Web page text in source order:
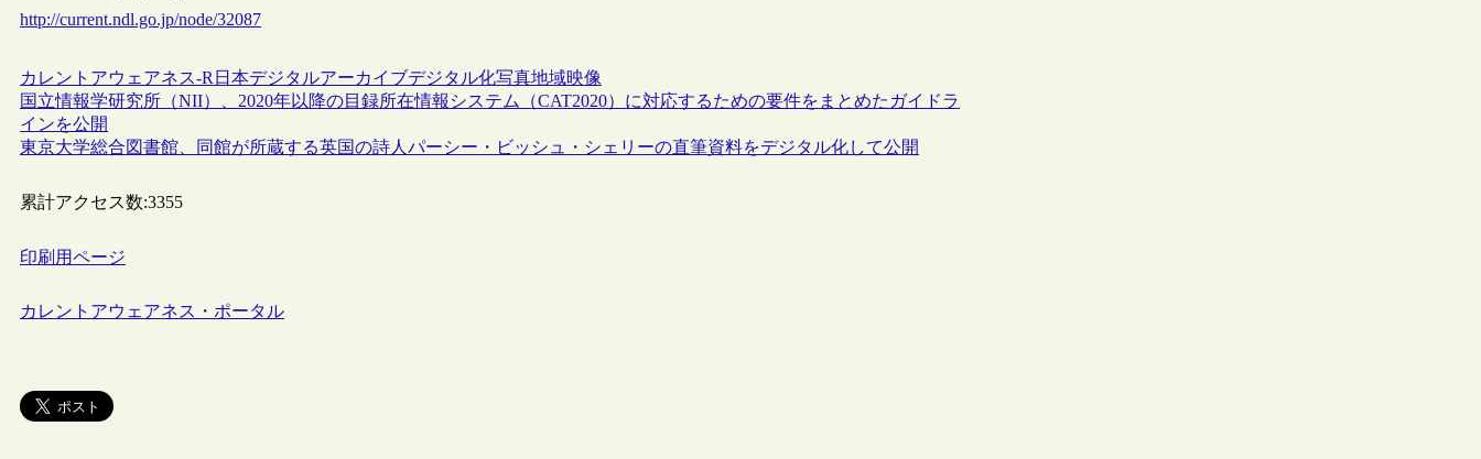
http://current.ndl.go.jp/node/32087
カレントアウェアネス-R 日本デジタルアーカイブデジタル化写真地域映像
国立情報学研究所（NII）、2020年以降の目録所在情報システム（CAT2020）に対応するための要件をまとめたガイドラ
インを公開
東京大学総合図書館、同館が所蔵する英国の詩人パーシー・ビッシュ・シェリーの直筆資料をデジタル化して公開
累計アクセス数:3355
印刷用ページ
カレントアウェアネス・ポータル